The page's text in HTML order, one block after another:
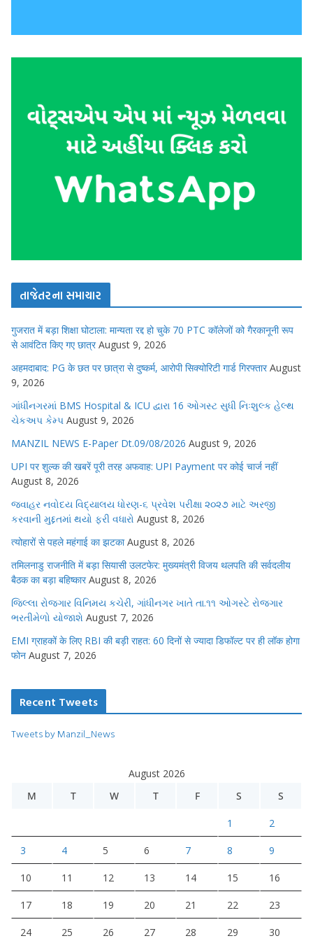
તાજેતરના સમાચાર
गुजरात में बड़ा शिक्षा घोटाला: मान्यता रद्द हो चुके 70 PTC कॉलेजों को गैरकानूनी रूप
से आवंटित किए गए छात्र August 9, 2026
अहमदाबाद: PG के छत पर छात्रा से दुष्कर्म, आरोपी सिक्योरिटी गार्ड गिरफ्तार August
9, 2026
ગાંધીનગરમાં BMS Hospital & ICU દ્વારા 16 ઓગસ્ટ સુધી નિઃશુલ્ક હેલ્થ
ચેકઅપ કેમ્પ August 9, 2026
MANZIL NEWS E-Paper Dt.09/08/2026 August 9, 2026
UPI पर शुल्क की खबरें पूरी तरह अफवाह: UPI Payment पर कोई चार्ज नहीं
August 8, 2026
જવાહર નવોદય વિદ્યાલય ધોરણ-૬ પ્રવેશ પરીક્ષા ૨૦૨૭ માટે અરજી
કરવાની મુદ્દતમાં થયો ફરી વધારો August 8, 2026
त्योहारों से पहले महंगाई का झटका August 8, 2026
तमिलनाडु राजनीति में बड़ा सियासी उलटफेर: मुख्यमंत्री विजय थलपति की सर्वदलीय
बैठक का बड़ा बहिष्कार August 8, 2026
જિલ્લા રોજગાર વિનિમય કચેરી, ગાંધીનગર ખાતે તા.૧૧ ઓગસ્ટે રોજગાર
ભરતીમેળો યોજાશે August 7, 2026
EMI ग्राहकों के लिए RBI की बड़ी राहत: 60 दिनों से ज्यादा डिफॉल्ट पर ही लॉक होगा
फोन August 7, 2026
Recent Tweets
Tweets by Manzil_News
August 2026
M
T W T F S S
1 2
3 4 5 6 7 8 9
10 11 12 13 14 15 16
17 18 19 20 21 22 23
24 25 26 27 28 29 30